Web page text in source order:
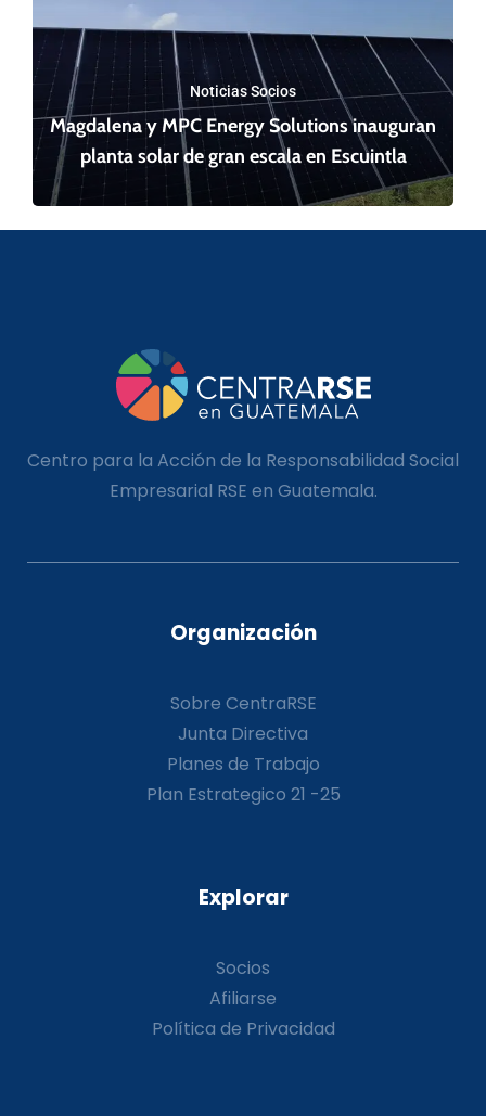
Noticias Socios
Magdalena y MPC Energy Solutions inauguran
planta solar de gran escala en Escuintla
Centro para la Acción de la Responsabilidad Social
Empresarial RSE en Guatemala.
Organización
Sobre CentraRSE
Junta Directiva
Planes de Trabajo
Plan Estrategico 21 -25
Explorar
Socios
Afiliarse
Política de Privacidad